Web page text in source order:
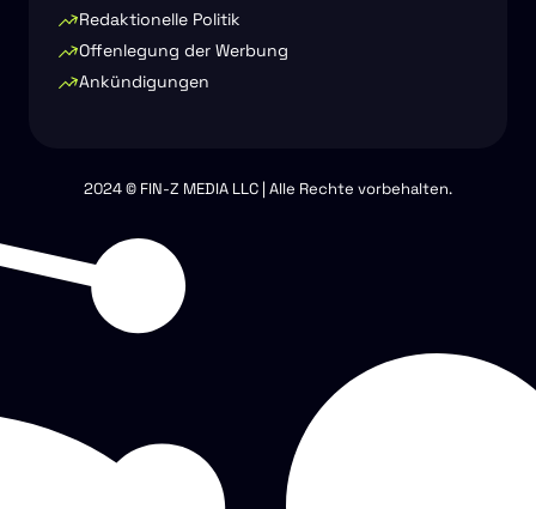
Redaktionelle Politik
Offenlegung der Werbung
Ankündigungen
2024 © FIN-Z MEDIA LLC | Alle Rechte vorbehalten.